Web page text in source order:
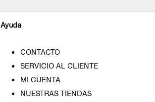
Ayuda
CONTACTO
SERVICIO AL CLIENTE
MI CUENTA
NUESTRAS TIENDAS